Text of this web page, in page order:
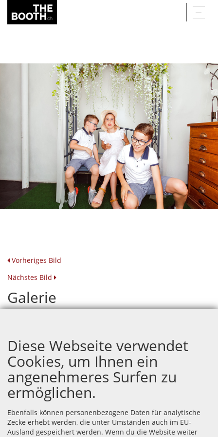
Vorheriges Bild
Nächstes Bild
Galerie
Diese Webseite verwendet
Cookies, um Ihnen ein
angenehmeres Surfen zu
ermöglichen.
Ebenfalls können personenbezogene Daten für analytische
Zecke erhebt werden, die unter Umständen auch im EU-
Ausland gespeichert werden. Wenn du die Website weiter